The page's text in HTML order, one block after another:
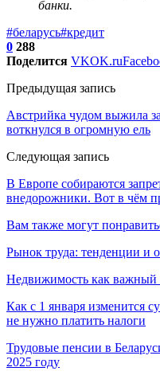
банки.
#беларусь#кредит
0 288
Поделится VKOK.ru
Предыдущая запись
Австрийка чудом выжила
воткнулся в огромную ель
Следующая запись
В Европе собираются
внедорожники. Вот в чём
Вам также могут
Рынок труда: тенденции и
Недвижимость как важный
Как с 1 января изменится
не нужно платить налоги
Трудовые пенсии в
2025 году